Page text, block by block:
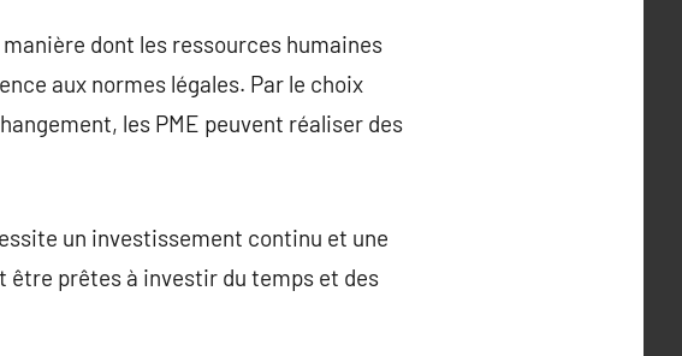
dont les ressources humaines
aux normes légales. Par le choix
les PME peuvent réaliser des
un investissement continu et une
prêtes à investir du temps et des